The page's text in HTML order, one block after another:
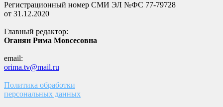
Регистрационный номер СМИ ЭЛ №ФС 77-79728
от 31.12.2020
Главный редактор:
Оганян Рима Мовсесовна
email:
orima.tv@mail.ru
Политика обработки
персональных данных